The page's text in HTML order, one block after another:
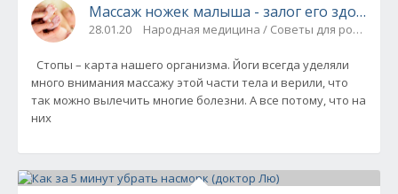
Массаж ножек малыша - залог его
28.01.20 Народная медицина / Советы для
Стопы – карта нашего организма. Йоги всегда уделяли
много внимания массажу этой части тела и верили, что
так можно вылечить многие болезни. А все потому, что на
них